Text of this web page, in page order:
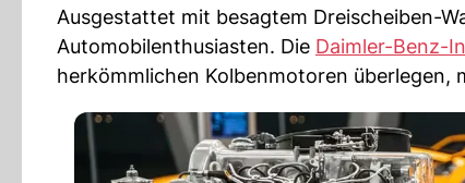
Ausgestattet mit besagtem Dreischeiben-
Automobilenthusiasten. Die Daimler-Benz-
herkömmlichen Kolbenmotoren überlegen,